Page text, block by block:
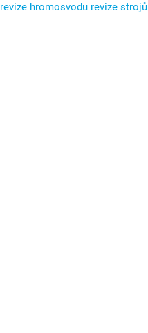
hromosvodu revize strojů